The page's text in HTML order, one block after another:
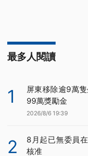
最多人閱讀
1
屏東移除逾9萬
99萬獎勵金
2026/8/6 19:39
2
8月起已無委員
核准